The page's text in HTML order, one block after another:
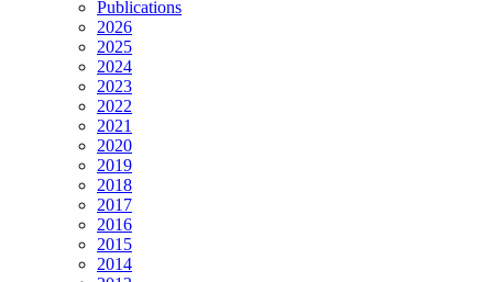
Publications
2026
2025
2024
2023
2022
2021
2020
2019
2018
2017
2016
2015
2014